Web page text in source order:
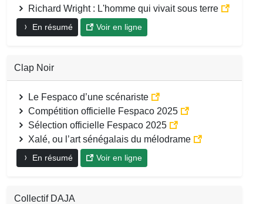
Richard Wright : L'homme qui vivait sous terre
En résumé Voir en ligne
Clap Noir
Le Fespaco d’une scénariste
Compétition officielle Fespaco 2025
Sélection officielle Fespaco 2025
Xalé, ou l’art sénégalais du mélodrame
En résumé Voir en ligne
Collectif DAJA